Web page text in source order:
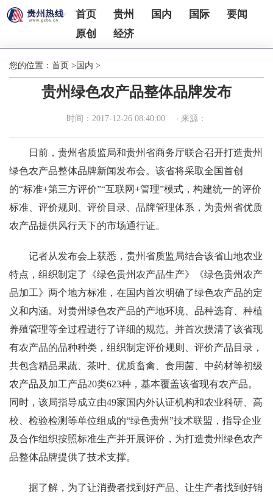
首页 贵州 国内 国际
要闻
原创
经济
您的位置： 首页 > 国内 >
贵州绿色农产品整体品牌发布
时间：2017-12-26 08:40:00 来源：
日前，贵州省质监局和贵州省商务厅联合召开打造贵州
绿色农产品整体品牌新闻发布会。该省将采取全国首创
的“标准+第三方评价”“互联网+管理”模式，构建统一的评价
标准、评价规则、评价目录、品牌管理体系，为贵州省优质
农产品提供风行天下的市场通行证。
记者从发布会上获悉，贵州省质监局结合该省山地农业
特点，组织制定了《绿色贵州农产品生产》《绿色贵州农产
品加工》两个地方标准，在国内首次明确了绿色农产品的定
义和内涵。对贵州绿色农产品的产地环境、品种选育、种植
养殖管理等全过程进行了详细的规范。并首次摸清了该省现
有农产品的品种种类，组织制定评价规则、评价产品目录，
共包含精品果蔬、茶叶、优质畜禽、食用菌、中药材等初级
农产品及加工产品20类623种，基本覆盖该省现有农产品。
同时，该局指导成立由49家国内外认证机构和农业科研、高
校、检验检测等单位组成的“绿色贵州”技术联盟，指导企业
及合作组织按照标准生产并开展评价，为打造贵州绿色农产
品整体品牌提供了技术支撑。
据了解，为了让消费者找到好产品、让生产者找到好销